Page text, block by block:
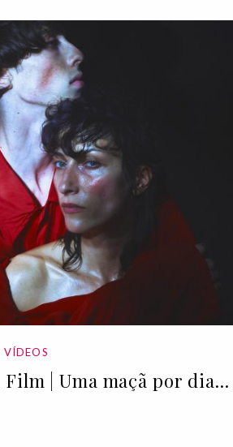
VÍDEOS
| Uma maçã por dia...